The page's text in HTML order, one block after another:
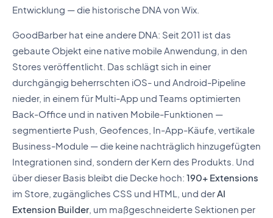
Entwicklung — die historische DNA von Wix.
GoodBarber hat eine andere DNA: Seit 2011 ist das
gebaute Objekt eine native mobile Anwendung, in den
Stores veröffentlicht. Das schlägt sich in einer
durchgängig beherrschten iOS- und Android-Pipeline
nieder, in einem für Multi-App und Teams optimierten
Back-Office und in nativen Mobile-Funktionen —
segmentierte Push, Geofences, In-App-Käufe, vertikale
Business-Module — die keine nachträglich hinzugefügten
Integrationen sind, sondern der Kern des Produkts. Und
über dieser Basis bleibt die Decke hoch: 190+ Extensions
im Store, zugängliches CSS und HTML, und derAI
Extension Builder , um maßgeschneiderte Sektionen per